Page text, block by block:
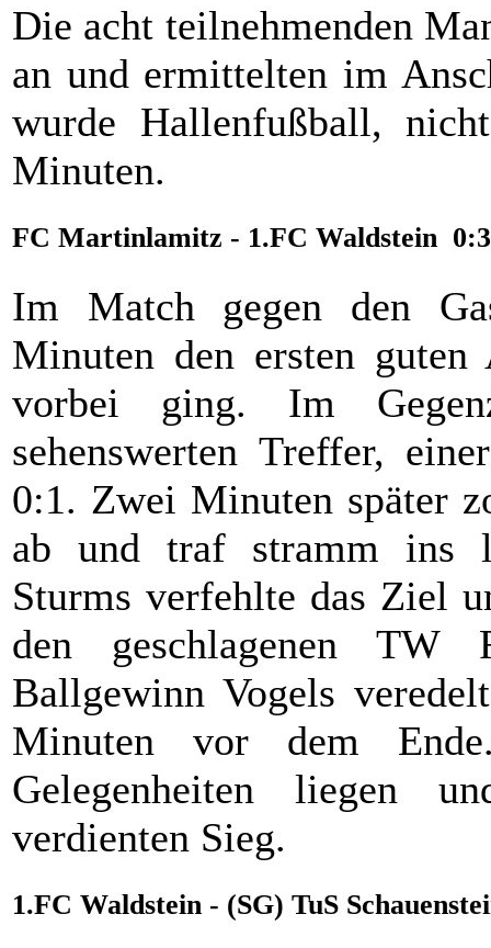
Die acht teilnehmenden
an und ermittelten im
wurde Hallenfußball,
Minuten.
FC Martinlamitz - 1.FC Waldstein 0:3
Im Match gegen den
Minuten den ersten guten
vorbei ging. Im
sehenswerten Treffer,
0:1. Zwei Minuten später
ab und traf stramm ins
Sturms verfehlte das Ziel
den geschlagenen
Ballgewinn Vogels
Minuten vor dem
Gelegenheiten liegen
verdienten Sieg.
1.FC Waldstein - (SG) TuS